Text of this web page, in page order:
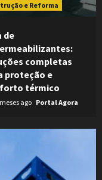
e Reforma
de
completas
proteção e
térmico
ago Portal Agora